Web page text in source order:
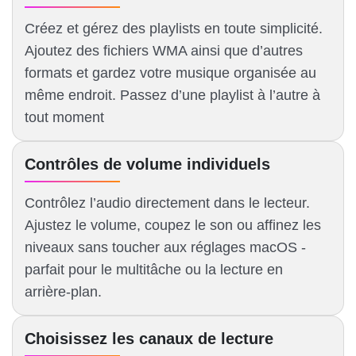
Créez et gérez des playlists en toute simplicité.
Ajoutez des fichiers WMA ainsi que d’autres
formats et gardez votre musique organisée au
même endroit. Passez d’une playlist à l’autre à
tout moment
Contrôles de volume individuels
Contrôlez l’audio directement dans le lecteur.
Ajustez le volume, coupez le son ou affinez les
niveaux sans toucher aux réglages macOS -
parfait pour le multitâche ou la lecture en
arrière-plan.
Choisissez les canaux de lecture